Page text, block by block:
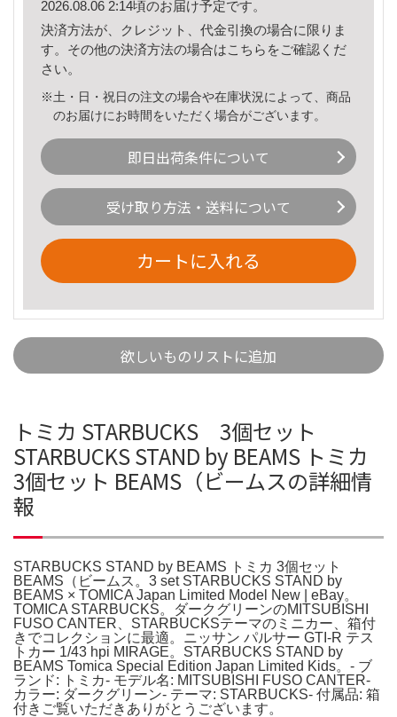
2026.08.06 2:14頃のお届け予定です。
決済方法が、クレジット、代金引換の場合に限りま
す。その他の決済方法の場合はこちら をご確認くだ
さい。
※土・日・祝日の注文の場合や在庫状況によって、商品
のお届けにお時間をいただく場合がございます。
即日出荷条件について
受け取り方法・送料について
カートに入れる
欲しいものリストに追加
トミカ STARBUCKS 3個セット
STARBUCKS STAND by BEAMS トミカ
3個セット BEAMS（ビームスの詳細情
報
STARBUCKS STAND by BEAMS トミカ 3個セット
BEAMS（ビームス。3 set STARBUCKS STAND by
BEAMS × TOMICA Japan Limited Model New | eBay。
TOMICA STARBUCKS。ダークグリーンのMITSUBISHI
FUSO CANTER、STARBUCKSテーマのミニカー、箱付
きでコレクションに最適。ニッサン パルサー GTI-R テス
トカー 1/43 hpi MIRAGE。STARBUCKS STAND by
BEAMS Tomica Special Edition Japan Limited Kids。- ブ
ランド: トミカ- モデル名: MITSUBISHI FUSO CANTER-
カラー: ダークグリーン- テーマ: STARBUCKS- 付属品: 箱
付きご覧いただきありがとうございます。